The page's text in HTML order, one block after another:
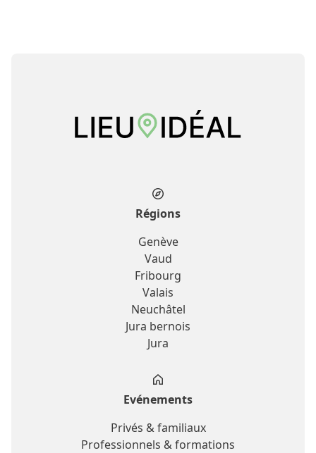
Régions
Genève
Vaud
Fribourg
Valais
Neuchâtel
Jura bernois
Jura
Evénements
Privés & familiaux
Professionnels & formations